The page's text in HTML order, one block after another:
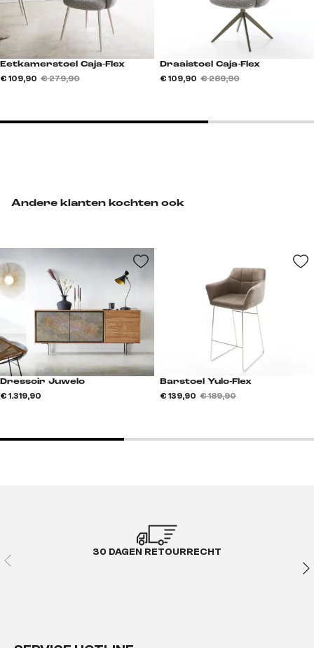
Andere klanten kochten ook
Dressoir Juwelo
€ 1.319,90
Barstoel Yulo-Flex
€ 139,90 € 189,90
Eetkamerstoel Caja-Flex
€ 109,90 € 279,90
Draaistoel Caja-Flex
€ 109,90 € 289,90
30 DAGEN RETOURRECHT